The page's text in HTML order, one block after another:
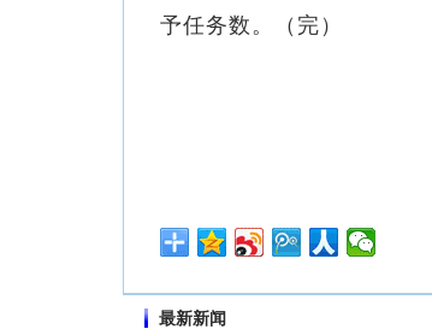
予任务数。（完）
最新新闻